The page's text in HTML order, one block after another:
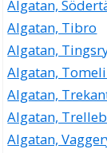
Algatan,
Algatan, Tibro
Algatan,
Algatan,
Algatan,
Algatan,
Algatan,